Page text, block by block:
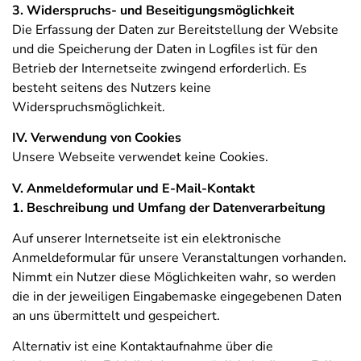
3. Widerspruchs- und Beseitigungsmöglichkeit
Die Erfassung der Daten zur Bereitstellung der Website
und die Speicherung der Daten in Logfiles ist für den
Betrieb der Internetseite zwingend erforderlich. Es
besteht seitens des Nutzers keine
Widerspruchsmöglichkeit.
IV. Verwendung von Cookies
Unsere Webseite verwendet keine Cookies.
V. Anmeldeformular und E-Mail-Kontakt
1. Beschreibung und Umfang der Datenverarbeitung
Auf unserer Internetseite ist ein elektronische
Anmeldeformular für unsere Veranstaltungen vorhanden.
Nimmt ein Nutzer diese Möglichkeiten wahr, so werden
die in der jeweiligen Eingabemaske eingegebenen Daten
an uns übermittelt und gespeichert.
Alternativ ist eine Kontaktaufnahme über die